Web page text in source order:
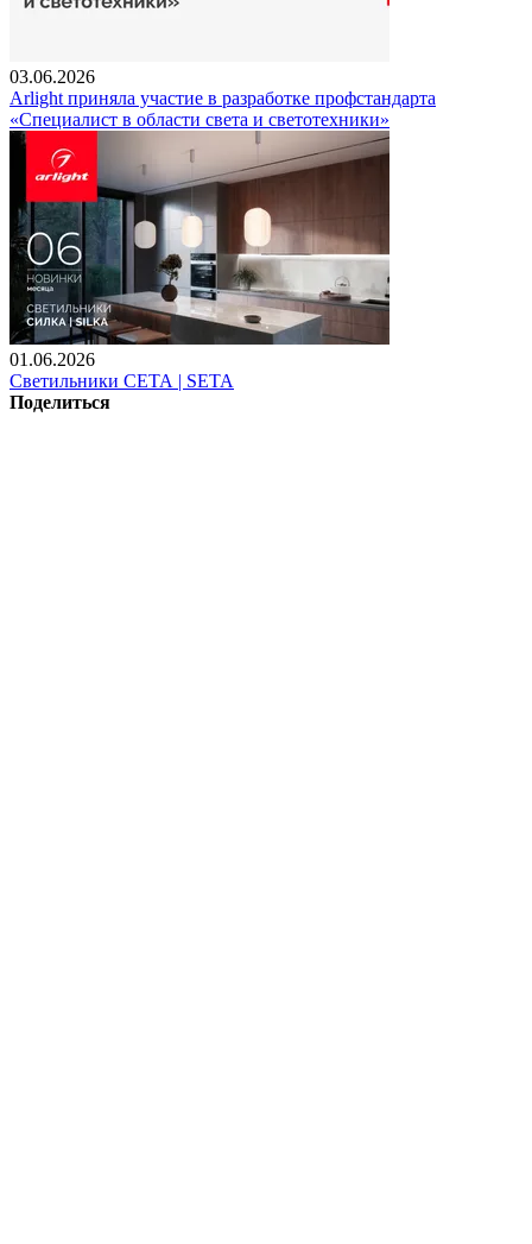
03.06.2026
Arlight приняла участие в разработке профстандарта
«Специалист в области света и светотехники»
01.06.2026
Светильники СЕТА | SETA
Поделиться